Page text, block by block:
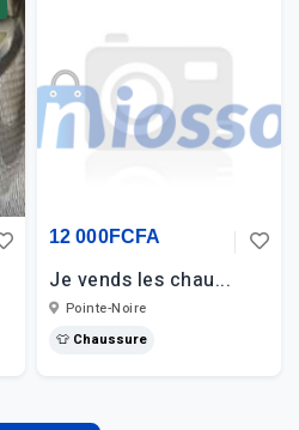
12 000FCFA
Je vends les chau...
Pointe-Noire
👕 Chaussure